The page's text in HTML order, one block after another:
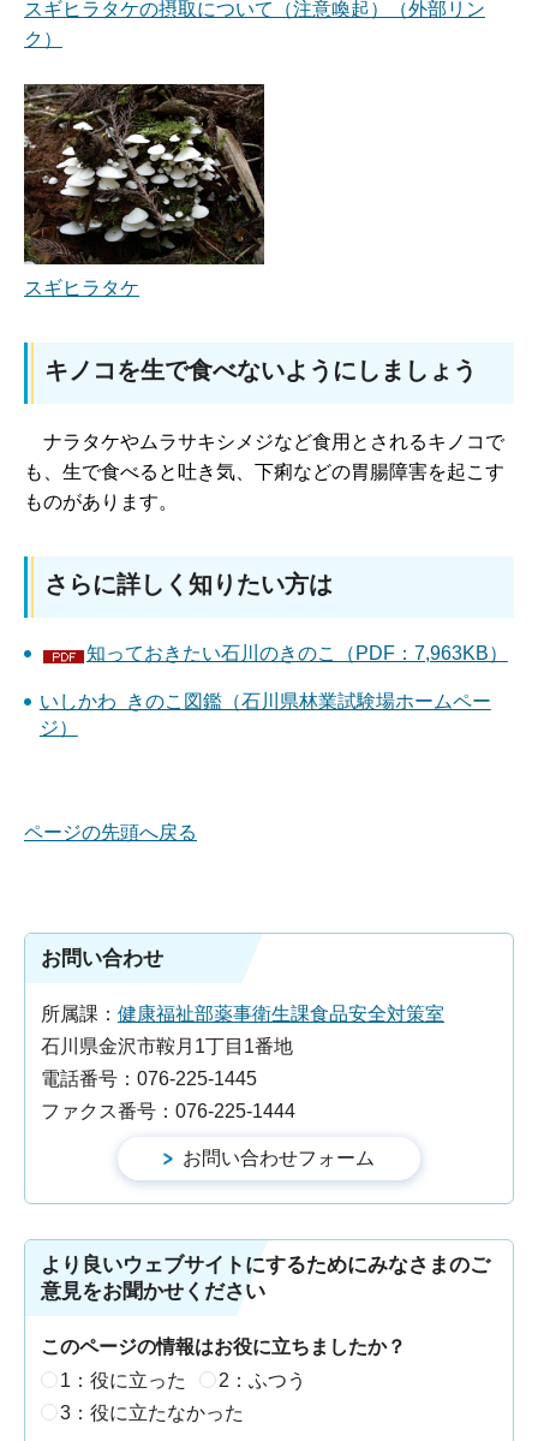
スギヒラタケの摂取について（注意喚起）（外部リン
ク）
スギヒラタケ
キノコを生で食べないようにしましょう
ナラタケやムラサキシメジなど食用とされるキノコで
も、生で食べると吐き気、下痢などの胃腸障害を起こす
ものがあります。
さらに詳しく知りたい方は
知っておきたい石川のきのこ（PDF：7,963KB）
いしかわ きのこ図鑑（石川県林業試験場ホームペー
ジ）
ページの先頭へ戻る
お問い合わせ
所属課： 健康福祉部薬事衛生課食品安全対策室
石川県金沢市鞍月1丁目1番地
電話番号：076-225-1445
ファクス番号：076-225-1444
より良いウェブサイトにするためにみなさまのご
意見をお聞かせください
このページの情報はお役に立ちましたか？
1：役に立った
2：ふつう
3：役に立たなかった